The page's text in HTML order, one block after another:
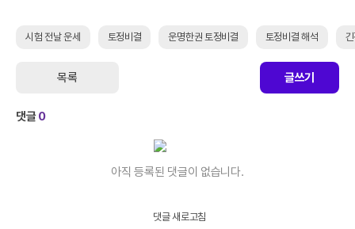
시험 전날 운세 토정비결 운명한권 토정비결 토정비결 해석
목록 글쓰기
댓글0
아직 등록된 댓글이 없습니다.
댓글 새로고침